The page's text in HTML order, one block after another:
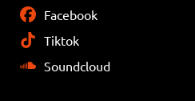
Facebook
Tiktok
Soundcloud